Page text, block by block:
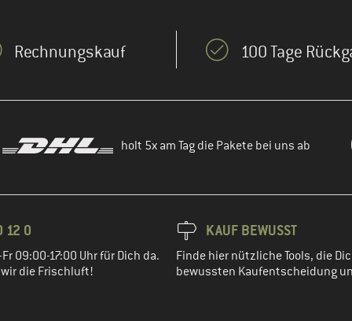
Rechnungskauf 100 Tage
holt 5x am Tag die Pakete bei uns ab
12 0
09:00-17:00 Uhr für Dich da.
die Frischluft!
KAUF BEWUSST
Finde hier nützliche Tools, die
bewussten Kaufentscheidung